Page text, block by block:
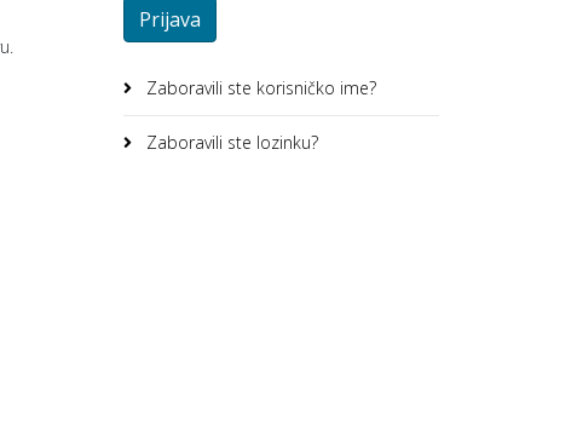
Prijava
Zaboravili ste korisničko ime?
Zaboravili ste lozinku?